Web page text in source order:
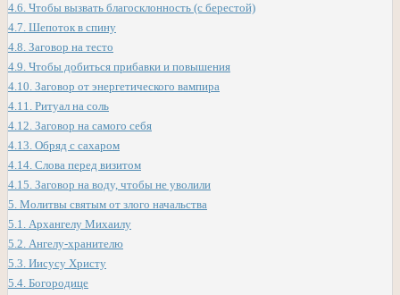
4.6. Чтобы вызвать благосклонность (с берестой)
4.7. Шепоток в спину
4.8. Заговор на тесто
4.9. Чтобы добиться прибавки и повышения
4.10. Заговор от энергетического вампира
4.11. Ритуал на соль
4.12. Заговор на самого себя
4.13. Обряд с сахаром
4.14. Слова перед визитом
4.15. Заговор на воду, чтобы не уволили
5. Молитвы святым от злого начальства
5.1. Архангелу Михаилу
5.2. Ангелу-хранителю
5.3. Иисусу Христу
5.4. Богородице